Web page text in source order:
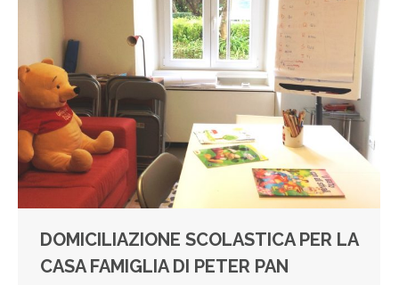
DOMICILIAZIONE SCOLASTICA PER LA
CASA FAMIGLIA DI PETER PAN